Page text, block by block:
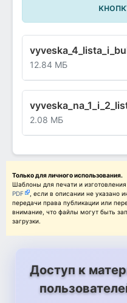
12.84 МБ
2.08 МБ
Только для личного использования.
Шаблоны для печати и
PDF
, если в описании не
передачи права публикации или
внимание, что файлы могут быть
загрузки.
Доступ к